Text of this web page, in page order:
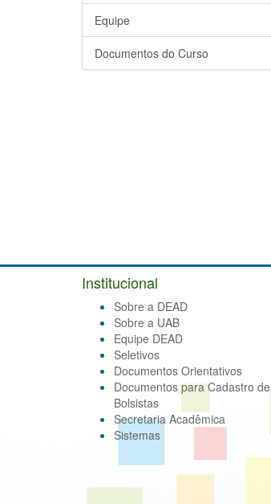
Equipe
Documentos do Curso
Institucional
Sobre a DEAD
Sobre a UAB
Equipe DEAD
Seletivos
Documentos Orientativos
Documentos para Cadastro de
Bolsistas
Secretaria Acadêmica
Sistemas